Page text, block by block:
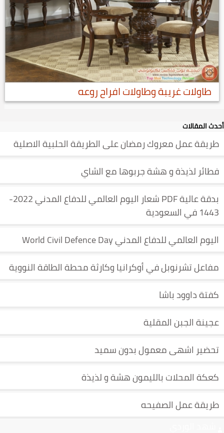
طاولات غريبة وطاولات افراح روعه
أحدث المقالات
طريقة عمل معروك رمضان على الطريقة الحلبية الاصلية
فطائر لذيذة و هشة جربوها مع الشاي
بدقة عالية PDF شعار اليوم العالمي للدفاع المدني 2022-
1443 في السعودية
اليوم العالمي للدفاع المدني World Civil Defence Day
مفاعل تشرنوبل في أوكرانيا وكارثة محطة الطاقة النووية
كفتة داوود باشا
عجينة الجبن المقلية
تحضير اشهى معمول بدون سميد
كعكة المحلات بالليمون هشة و لذيذة
طريقة عمل الصفيحه